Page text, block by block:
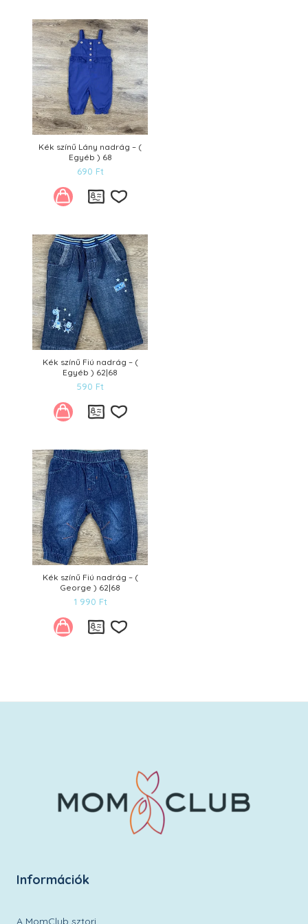
Kívánságlistára
Kék színű Lány nadrág – (
Egyéb ) 68
690 Ft
Kívánságlistára
Kék színű Fiú nadrág – (
Egyéb ) 62|68
590 Ft
Kívánságlistára
Kék színű Fiú nadrág – (
George ) 62|68
1 990 Ft
Információk
A MomClub sztori